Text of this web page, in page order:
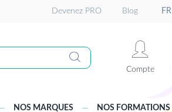
FR
Devenez PRO Blog
Compte
NOS MARQUES NOS FORMATIONS